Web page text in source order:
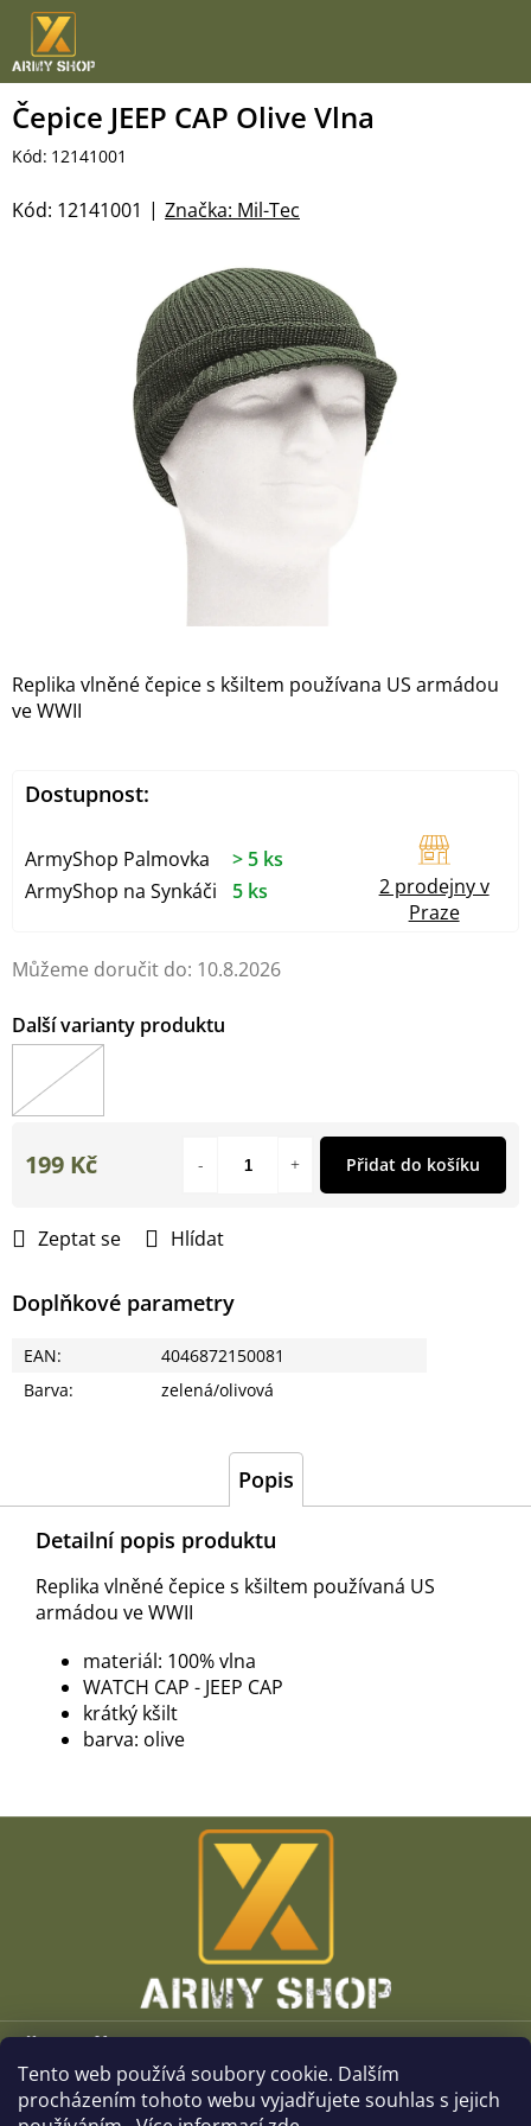
Tento web používá soubory cookie. Dalším
procházením tohoto webu vyjadřujete souhlas s jejich
Přejít
obsah
Čepice JEEP CAP Olive Vlna
Kód: 12141001
Značka: Mil-Tec
Kód: 12141001
Můžeme doručit do: 10.8.2026
Replika vlněné čepice s kšiltem používana US armádou
ve WWII
Zeptat se Hlídat
Doplňkové parametry
EAN:
4046872150081
Barva: zelená/olivová
199 Kč Přidat do košíku
Dostupnost:
ArmyShop Palmovka
> 5 ks
ArmyShop na Synkáči
5 ks
2 prodejny v
Praze
Popis
Detailní popis produktu
Replika vlněné čepice s kšiltem používaná US
armádou ve WWII
materiál: 100% vlna
WATCH CAP - JEEP CAP
krátký kšilt
barva: olive
Z
Vše o nákupu
O společnosti